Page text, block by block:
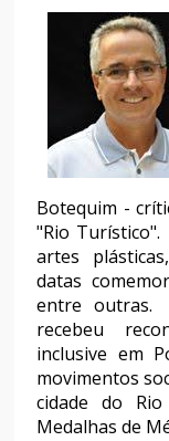
Botequim -
"Rio
artes
datas
entre outras.
recebeu
inclusive em
movimentos
cidade do
Medalhas de